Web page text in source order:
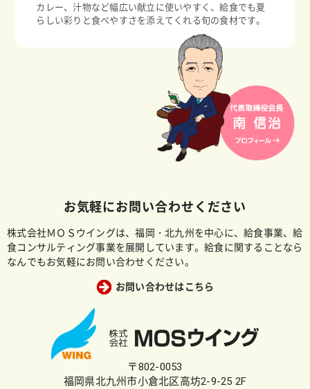
カレー、汁物など幅広い献立に使いやすく、給食でも夏
らしい彩りと食べやすさを添えてくれる旬の食材です。
お気軽にお問い合わせください
株式会社ＭＯＳウイングは、福岡・北九州を中心に、給食事業、給
食コンサルティング事業を展開しています。給食に関することなら
なんでもお気軽にお問い合わせください。
お問い合わせはこちら
〒802-0053
福岡県北九州市小倉北区高坊2-9-25 2F